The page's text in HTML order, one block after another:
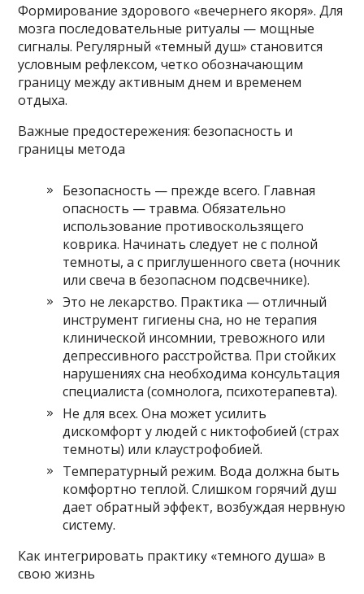
Формирование здорового «вечернего якоря». Для
мозга последовательные ритуалы — мощные
сигналы. Регулярный «темный душ» становится
условным рефлексом, четко обозначающим
границу между активным днем и временем
отдыха.
Важные предостережения: безопасность и
границы метода
Безопасность — прежде всего. Главная
опасность — травма. Обязательно
использование противоскользящего
коврика. Начинать следует не с полной
темноты, а с приглушенного света (ночник
или свеча в безопасном подсвечнике).
Это не лекарство. Практика — отличный
инструмент гигиены сна, но не терапия
клинической инсомнии, тревожного или
депрессивного расстройства. При стойких
нарушениях сна необходима консультация
специалиста (сомнолога, психотерапевта).
Не для всех. Она может усилить
дискомфорт у людей с никтофобией (страх
темноты) или клаустрофобией.
Температурный режим. Вода должна быть
комфортно теплой. Слишком горячий душ
дает обратный эффект, возбуждая нервную
систему.
Как интегрировать практику «темного душа» в
свою жизнь